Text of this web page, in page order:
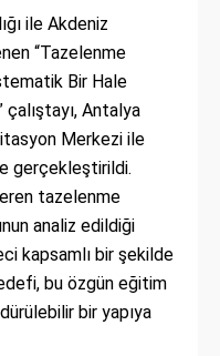
ile Akdeniz
“Tazelenme
Bir Hale
çalıştayı, Antalya
Merkezi ile
gerçekleştirildi.
tazelenme
analiz edildiği
kapsamlı bir şekilde
bu özgün eğitim
bir yapıya